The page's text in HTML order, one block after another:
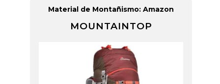
Material de Montañismo: Amazon
MOUNTAINTOP